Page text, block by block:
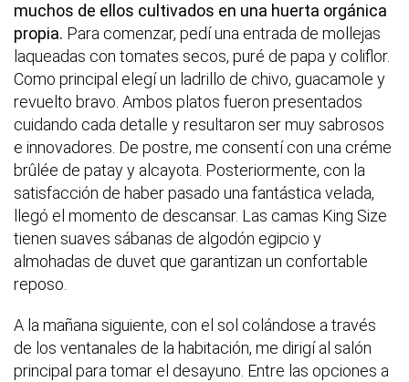
muchos de ellos cultivados en una huerta orgánica
propia. Para comenzar, pedí una entrada de mollejas
laqueadas con tomates secos, puré de papa y coliflor.
Como principal elegí un ladrillo de chivo, guacamole y
revuelto bravo. Ambos platos fueron presentados
cuidando cada detalle y resultaron ser muy sabrosos
e innovadores. De postre, me consentí con una créme
brûlée de patay y alcayota. Posteriormente, con la
satisfacción de haber pasado una fantástica velada,
llegó el momento de descansar. Las camas King Size
tienen suaves sábanas de algodón egipcio y
almohadas de duvet que garantizan un confortable
reposo.
A la mañana siguiente, con el sol colándose a través
de los ventanales de la habitación, me dirigí al salón
principal para tomar el desayuno. Entre las opciones a